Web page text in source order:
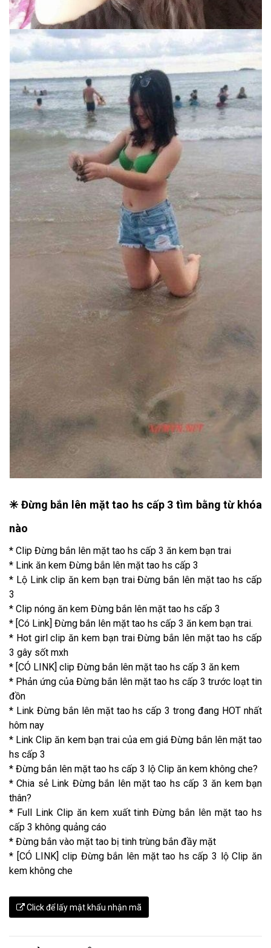
✳️ Đừng bắn lên mặt tao hs cấp 3 tìm bằng từ khóa
nào
* Clip Đừng bắn lên mặt tao hs cấp 3 ăn kem bạn trai
* Link ăn kem Đừng bắn lên mặt tao hs cấp 3
* Lộ Link clip ăn kem bạn trai Đừng bắn lên mặt tao hs cấp
3
* Clip nóng ăn kem Đừng bắn lên mặt tao hs cấp 3
* [Có Link] Đừng bắn lên mặt tao hs cấp 3 ăn kem bạn trai.
* Hot girl clip ăn kem bạn trai Đừng bắn lên mặt tao hs cấp
3 gây sốt mxh
* [CÓ LINK] clip Đừng bắn lên mặt tao hs cấp 3 ăn kem
* Phản ứng của Đừng bắn lên mặt tao hs cấp 3 trước loạt tin
đồn
* Link Đừng bắn lên mặt tao hs cấp 3 trong đang HOT nhất
hôm nay
* Link Clip ăn kem bạn trai của em giá Đừng bắn lên mặt tao
hs cấp 3
* Đừng bắn lên mặt tao hs cấp 3 lộ Clip ăn kem không che?
* Chia sẻ Link Đừng bắn lên mặt tao hs cấp 3 ăn kem bạn
thân?
* Full Link Clip ăn kem xuất tinh Đừng bắn lên mặt tao hs
cấp 3 không quảng cáo
* Đừng bắn vào mặt tao bị tinh trùng bắn đầy mặt
* [CÓ LINK] clip Đừng bắn lên mặt tao hs cấp 3 lộ Clip ăn
kem không che
Click để lấy mật khẩu nhận mã